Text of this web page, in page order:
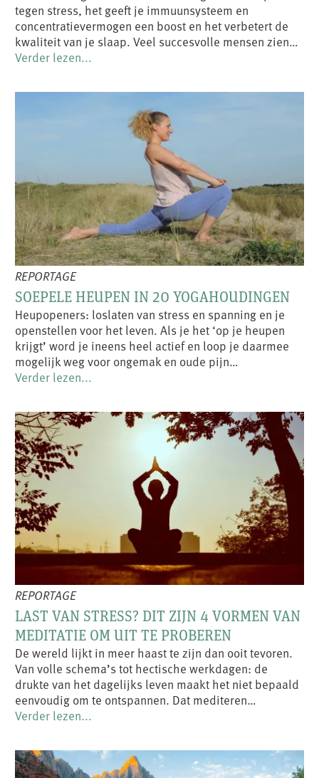
tegen stress, het geeft je immuunsysteem en
concentratievermogen een boost en het verbetert de
kwaliteit van je slaap. Veel succesvolle mensen zien…
Verder lezen...
REPORTAGE
SOEPELE HEUPEN IN 20 YOGAHOUDINGEN
Heupopeners: loslaten van stress en spanning en je
openstellen voor het leven. Als je het ‘op je heupen
krijgt’ word je ineens heel actief en loop je daarmee
mogelijk weg voor ongemak en oude pijn…
Verder lezen...
REPORTAGE
LAST VAN STRESS? DIT ZIJN 4 VORMEN VAN
MEDITATIE OM UIT TE PROBEREN
De wereld lijkt in meer haast te zijn dan ooit tevoren.
Van volle schema’s tot hectische werkdagen: de
drukte van het dagelijks leven maakt het niet bepaald
eenvoudig om te ontspannen. Dat mediteren…
Verder lezen...